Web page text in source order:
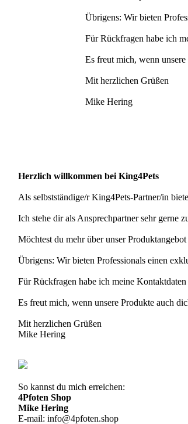
Übrigens: Wir bieten
Für Rückfragen habe ich
Es freut mich, wenn
Mit herzlichen Grüßen
Mike Hering
Herzlich willkommen bei King4Pets
Als selbstständige/r King4Pets-Partner/in
Ich stehe dir als Ansprechpartner sehr gerne
Möchtest du mehr über unser
Übrigens: Wir bieten Professionals einen
Für Rückfragen habe ich meine
Es freut mich, wenn unsere Produkte auch
Mit herzlichen Grüßen
Mike Hering
So kannst du mich erreichen:
4Pfoten Shop
Mike Hering
E-mail: info@4pfoten.shop